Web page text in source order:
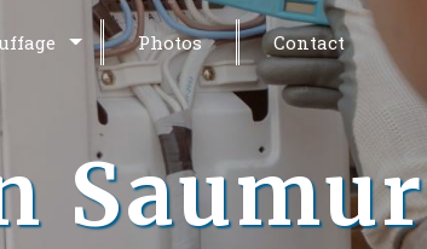
Photos Contact
Saumur